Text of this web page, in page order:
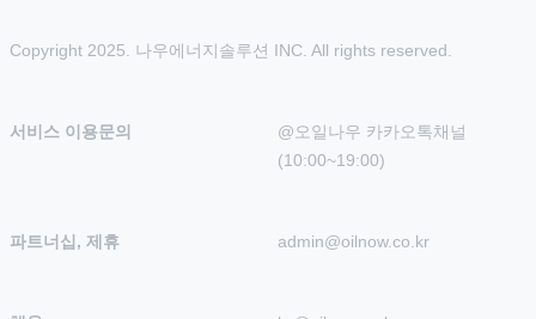
Copyright 2025. 나우에너지솔루션 INC. All rights reserved.
서비스 이용문의
@오일나우 카카오톡채널
(10:00~19:00)
파트너십, 제휴 admin@oilnow.co.kr